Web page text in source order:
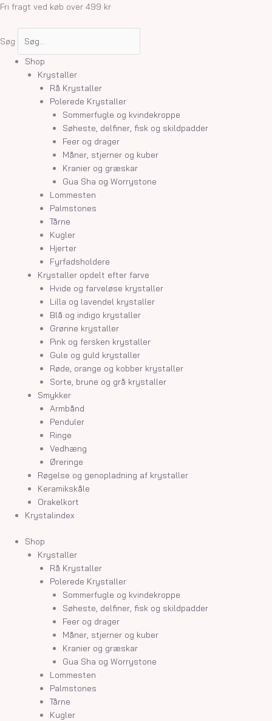
Gå
Fri fragt ved køb over 499 kr
Søg
Shop
Krystaller
Rå Krystaller
Polerede Krystaller
Sommerfugle og kvindekroppe
Søheste, delfiner, fisk og skildpadder
Feer og drager
Måner, stjerner og kuber
Kranier og græskar
Gua Sha og Worrystone
Lommesten
Palmstones
Tårne
Kugler
Hjerter
Fyrfadsholdere
Krystaller opdelt efter farve
Hvide og farveløse krystaller
Lilla og lavendel krystaller
Blå og indigo krystaller
Grønne krystaller
Pink og fersken krystaller
Gule og guld krystaller
Røde, orange og kobber krystaller
Sorte, brune og grå krystaller
Smykker
Armbånd
Penduler
Ringe
Vedhæng
Øreringe
Røgelse og genopladning af krystaller
Keramikskåle
Orakelkort
Krystalindex
Shop
Krystaller
Rå Krystaller
Polerede Krystaller
Sommerfugle og kvindekroppe
Søheste, delfiner, fisk og skildpadder
Feer og drager
Måner, stjerner og kuber
Kranier og græskar
Gua Sha og Worrystone
Lommesten
Palmstones
Tårne
Kugler
Armbånd
Lavender
Moon